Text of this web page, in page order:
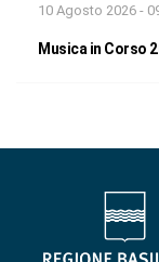
10 Agosto 2026 -
Musica in Corso